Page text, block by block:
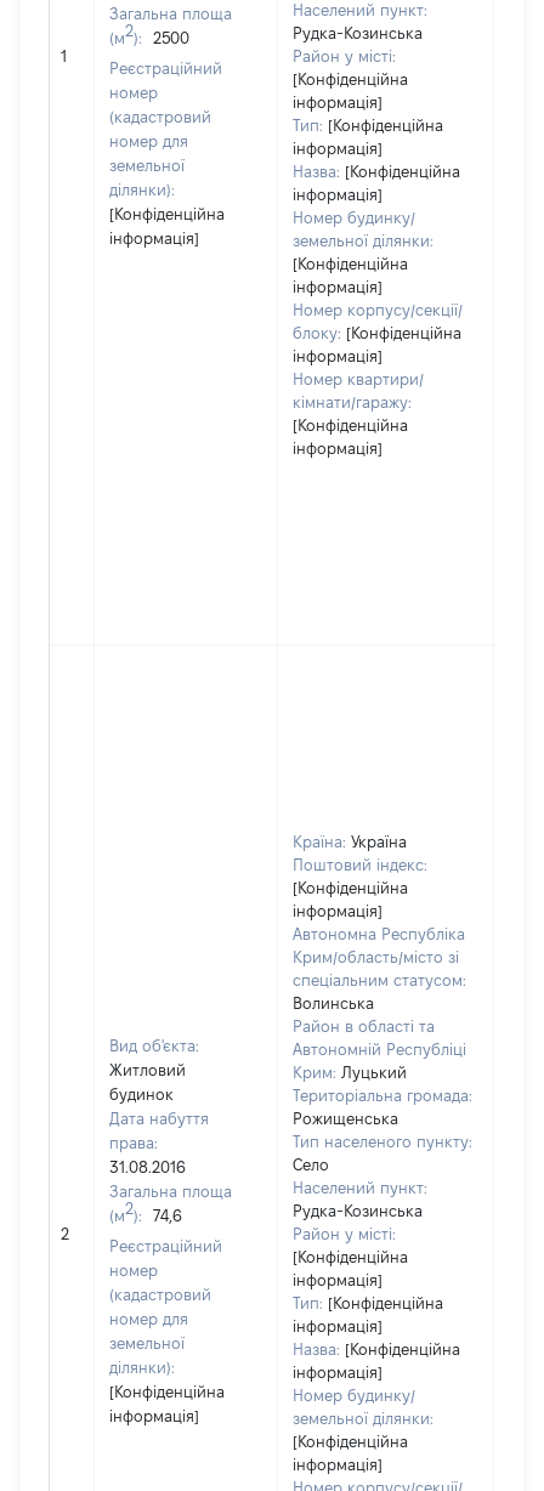
1
Загальна площа
(м2):
2500
Реєстраційний
номер
(кадастровий
номер для
земельної
ділянки):
[Конфіденційна
інформація]
Населений пункт:
Рудка-Козинська
Район у місті:
[Конфіденційна
інформація]
Тип: [Конфіденційна
інформація]
Назва: [Конфіденційна
інформація]
Номер будинку/
земельної ділянки:
[Конфіденційна
інформація]
Номер корпусу/секції/
блоку: [Конфіденційна
інформація]
Номер квартири/
кімнати/гаражу:
[Конфіденційна
інформація]
2
Вид об'єкта:
Житловий
будинок
Дата набуття
права:
31.08.2016
Загальна площа
(м2):
74,6
Реєстраційний
номер
(кадастровий
номер для
земельної
ділянки):
[Конфіденційна
інформація]
Країна: Україна
Поштовий індекс:
[Конфіденційна
інформація]
Автономна Республіка
Крим/область/місто зі
спеціальним статусом:
Волинська
Район в області та
Автономній Республіці
Крим: Луцький
Територіальна громада:
Рожищенська
Тип населеного пункту:
Село
Населений пункт:
Рудка-Козинська
Район у місті:
[Конфіденційна
інформація]
Тип: [Конфіденційна
інформація]
Назва: [Конфіденційна
інформація]
Номер будинку/
земельної ділянки:
[Конфіденційна
інформація]
Номер корпусу/секції/